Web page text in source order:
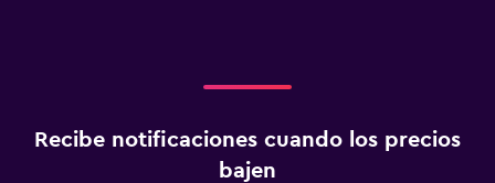
Recibe notificaciones cuando los precios
bajen